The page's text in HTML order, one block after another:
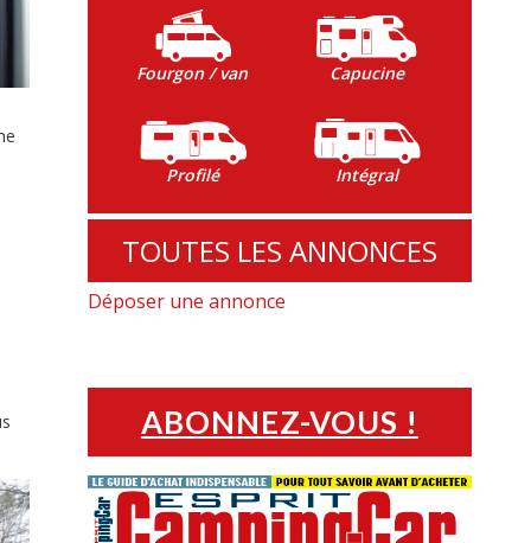
Fourgon / van Capucine
Profilé Intégral
TOUTES LES ANNONCES
Déposer une annonce
ABONNEZ-VOUS !